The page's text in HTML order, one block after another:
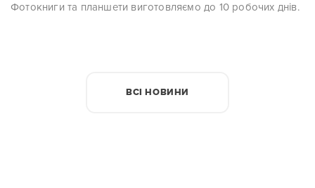
Фотокниги та планшети виготовляємо до 10 робочих днів.
ВСІ НОВИНИ